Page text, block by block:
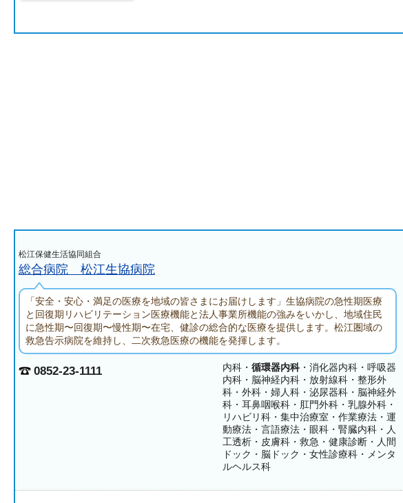
松江保健生活協同組合
総合病院 松江生協病院
「安全・安心・満足の医療を地域の皆さまにお届けします」生協病院の急性期医療
と回復期リハビリテーション医療機能と法人事業所機能の強みをいかし、地域住民
に急性期〜回復期〜慢性期〜在宅、健診の総合的な医療を提供します。松江圏域の
救急告示病院を維持し、二次救急医療の機能を発揮します。
0852-23-1111 内科・循環器内科・消化器内科・呼吸器
内科・脳神経内科・放射線科・整形外
科・外科・婦人科・泌尿器科・脳神経外
科・耳鼻咽喉科・肛門外科・乳腺外科・
リハビリ科・集中治療室・作業療法・運
動療法・言語療法・眼科・腎臓内科・人
工透析・皮膚科・救急・健康診断・人間
ドック・脳ドック・女性診療科・メンタ
ルヘルス科